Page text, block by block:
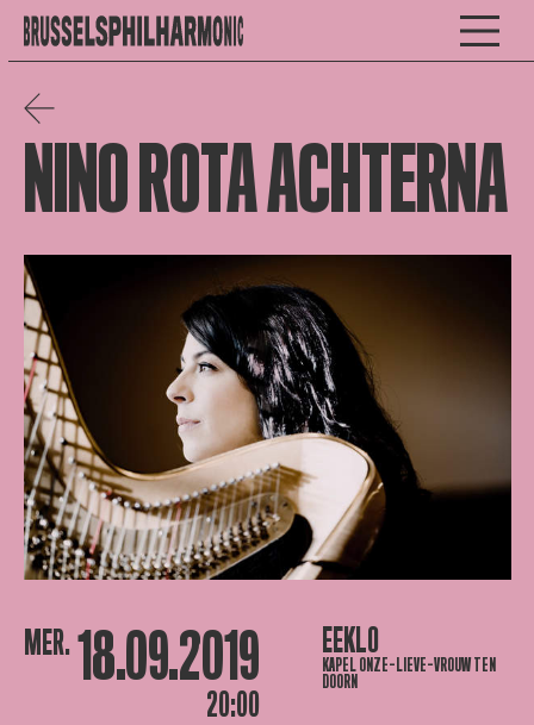
NINO ROTA ACHTERNA
MER. 18.09.2019
20:00
EEKLO
KAPEL ONZE-LIEVE-VROUW TEN
DOORN